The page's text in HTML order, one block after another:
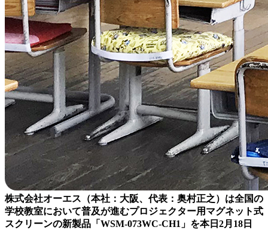
株式会社オーエス（本社：大阪、代表：奥村正之）は全国の
学校教室において普及が進むプロジェクター用マグネット式
スクリーンの新製品「WSM-073WC-CH1」を本日2月18日